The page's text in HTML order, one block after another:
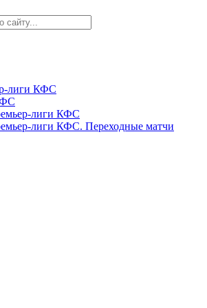
лиги КФС
лиги КФС
лиги КФС. Переходные матчи